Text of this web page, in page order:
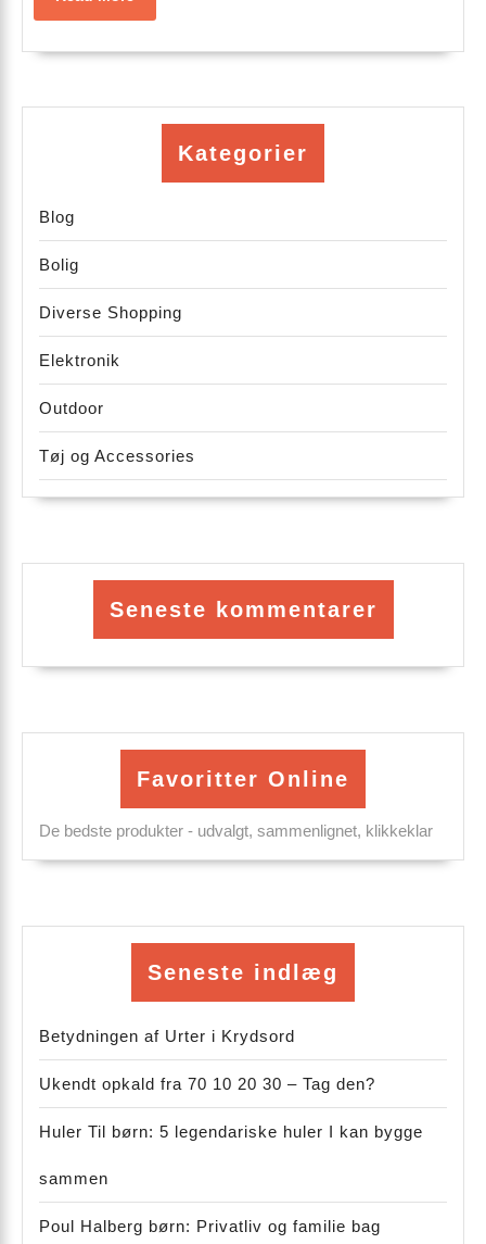
More
Kategorier
Blog
Bolig
Diverse Shopping
Elektronik
Outdoor
Tøj og Accessories
Seneste kommentarer
Favoritter Online
De bedste produkter - udvalgt, sammenlignet, klikkeklar
Seneste indlæg
Betydningen af Urter i Krydsord
Ukendt opkald fra 70 10 20 30 – Tag den?
Huler Til børn: 5 legendariske huler I kan bygge
sammen
Poul Halberg børn: Privatliv og familie bag